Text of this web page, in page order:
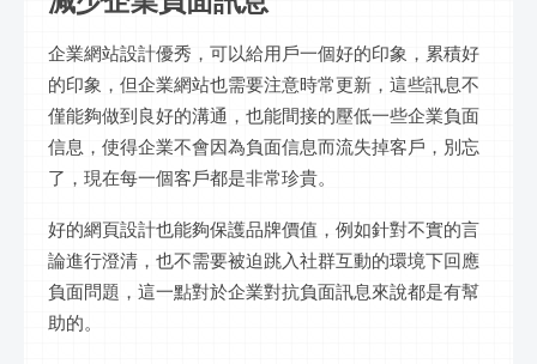
企業網站設計優秀，可以給用戶一個好的印象，累積好
的印象，但企業網站也需要注意時常更新，這些訊息不
僅能夠做到良好的溝通，也能間接的壓低一些企業負面
信息，使得企業不會因為負面信息而流失掉客戶，別忘
了，現在每一個客戶都是非常珍貴。
好的網頁設計也能夠保護品牌價值，例如針對不實的言
論進行澄清，也不需要被迫跳入社群互動的環境下回應
負面問題，這一點對於企業對抗負面訊息來說都是有幫
助的。